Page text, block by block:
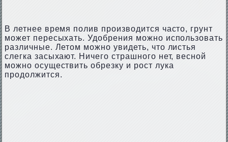
В летнее время полив производится часто, грунт
может пересыхать. Удобрения можно использовать
различные. Летом можно увидеть, что листья
слегка засыхают. Ничего страшного нет, весной
можно осуществить обрезку и рост лука
продолжится.